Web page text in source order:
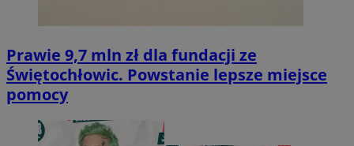
Prawie 9,7 mln zł dla fundacji ze
Świętochłowic. Powstanie lepsze miejsce
pomocy